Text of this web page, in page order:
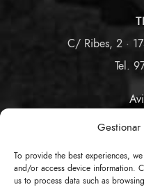
To provide the best experiences,
and/or access device information.
us to process data such as
C/ Ribes, 2 ·
Tel.
Política de
Protección